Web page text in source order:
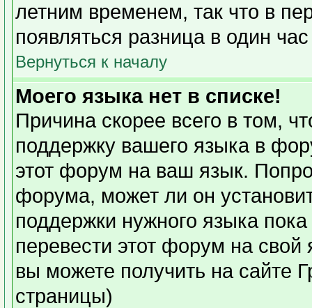
летним временем, так что в
появляться разница в один
Вернуться к началу
Моего языка нет в списке!
Причина скорее всего в том,
поддержку вашего языка в
этот форум на ваш язык.
форума, может ли он
поддержки нужного языка
перевести этот форум на
вы можете получить на сайте
страницы)